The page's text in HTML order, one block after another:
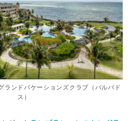
ランドバケーションズクラブ（バルバド
ス）